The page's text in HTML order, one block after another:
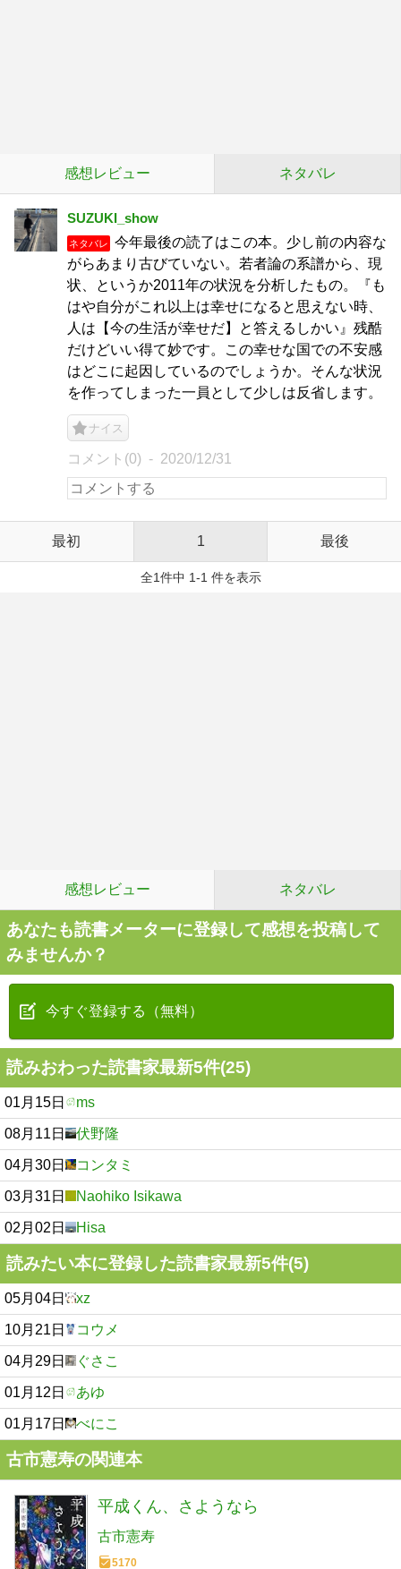
感想レビュー ネタバレ
SUZUKI_show
ネタバレ
今年最後の読了はこの本。少し前の内容な
がらあまり古びていない。若者論の系譜から、現
状、というか2011年の状況を分析したもの。『も
はや自分がこれ以上は幸せになると思えない時、
人は【今の生活が幸せだ】と答えるしかい』残酷
だけどいい得て妙です。この幸せな国での不安感
はどこに起因しているのでしょうか。そんな状況
を作ってしまった一員として少しは反省します。
ナイス
コメント(0) 2020/12/31
最初 1 最後
全1件中 1-1 件を表示
感想レビュー ネタバレ
あなたも読書メーターに登録して感想を投稿して
みませんか？
今すぐ登録する（無料）
読みおわった読書家最新5件(25)
01月15日 ms
08月11日 伏野隆
04月30日 コンタミ
03月31日 Naohiko Isikawa
02月02日 Hisa
読みたい本に登録した読書家最新5件(5)
05月04日 xz
10月21日 コウメ
04月29日 ぐさこ
01月12日 あゆ
01月17日 べにこ
古市憲寿の関連本
平成くん、さようなら
古市憲寿
5170